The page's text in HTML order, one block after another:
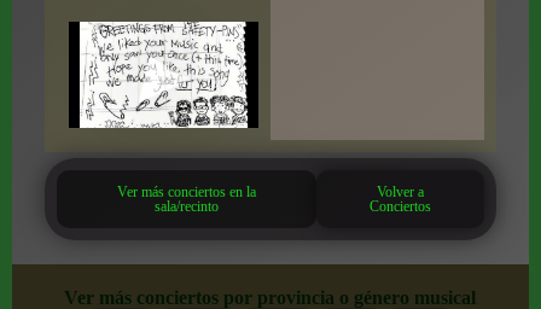
Ver más conciertos en la
sala/recinto
Volver a
Conciertos
Ver más conciertos por provincia o género musical